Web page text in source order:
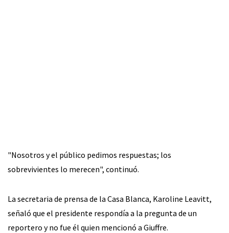
"Nosotros y el público pedimos respuestas; los
sobrevivientes lo merecen", continuó.
La secretaria de prensa de la Casa Blanca, Karoline Leavitt,
señaló que el presidente respondía a la pregunta de un
reportero y no fue él quien mencionó a Giuffre.